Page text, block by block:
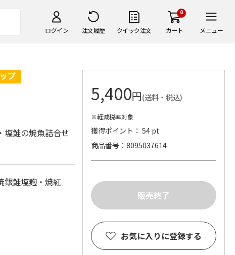
ログイン 注文履歴 クイック注文
0
カート メニュー
塩鮭の焼魚詰合せ
銀鮭塩麹・焼紅
5,400円(送料・税込)
※軽減税率対象
獲得ポイント： 54 pt
商品番号
8095037614
お気に入りに登録する